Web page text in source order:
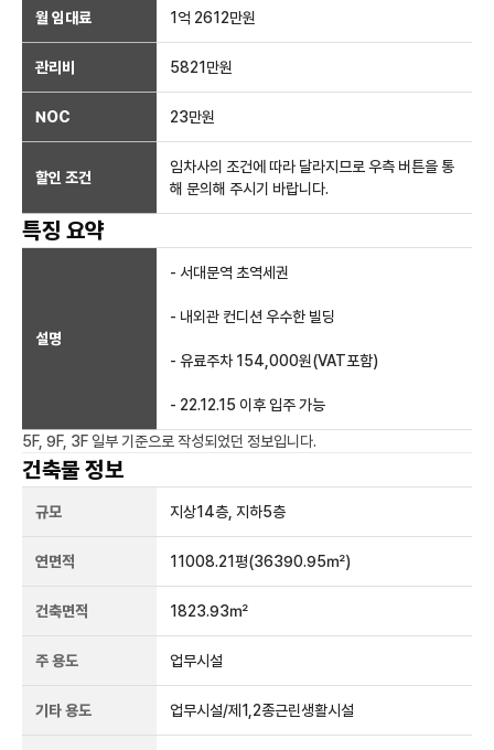
월 임대료 1억 2612만원
관리비 5821만원
NOC 23만원
할인 조건
임차사의 조건에 따라 달라지므로 우측 버튼을 통
해 문의해 주시기 바랍니다.
특징 요약
설명
- 서대문역 초역세권
- 내외관 컨디션 우수한 빌딩
- 유료주차 154,000원(VAT포함)
- 22.12.15 이후 입주 가능
5F, 9F, 3F 일부 기준으로 작성되었던 정보입니다.
건축물 정보
규모 지상14층, 지하5층
연면적 11008.21평(36390.95㎡)
건축면적 1823.93㎡
주 용도 업무시설
기타 용도 업무시설/제1,2종근린생활시설